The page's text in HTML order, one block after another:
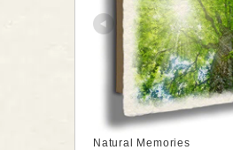
Natural Memories